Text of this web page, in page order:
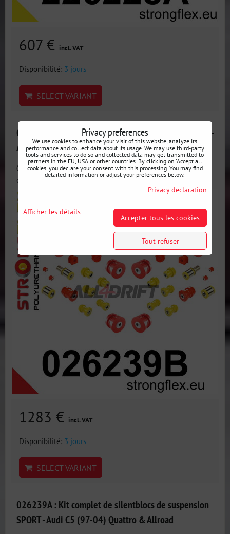
607 € incl. VAT
Disponibilité: 3 jours
SELECT VARIANT
026239B : Kit complet de silentblocs de suspension -
Audi C5 (97-04) Quattro & Allroad
026239B : Kit complet de silentblocs de suspension - Kit
complet de...
1283 € incl. VAT
Disponibilité: 3 jours
SELECT VARIANT
026239A : Kit complet de silentblocs de suspension
SPORT - Audi C5 (97-04) Quattro & Allroad
Privacy preferences
We use cookies to enhance your visit of this website, analyze its
performance and collect data about its usage. We may use third-party
tools and services to do so and collected data may get transmitted to
partners in the EU, USA or other countries. By clicking on 'Accept all
cookies' you declare your consent with this processing. You may find
detailed information or adjust your preferences below.
Privacy declaration
Afficher les détails
Accepter tous les cookies
Tout refuser